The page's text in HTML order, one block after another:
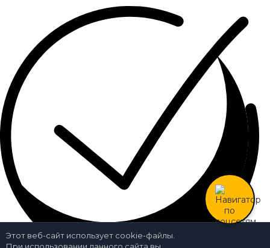
Этот веб-сайт использует cookie-файлы.